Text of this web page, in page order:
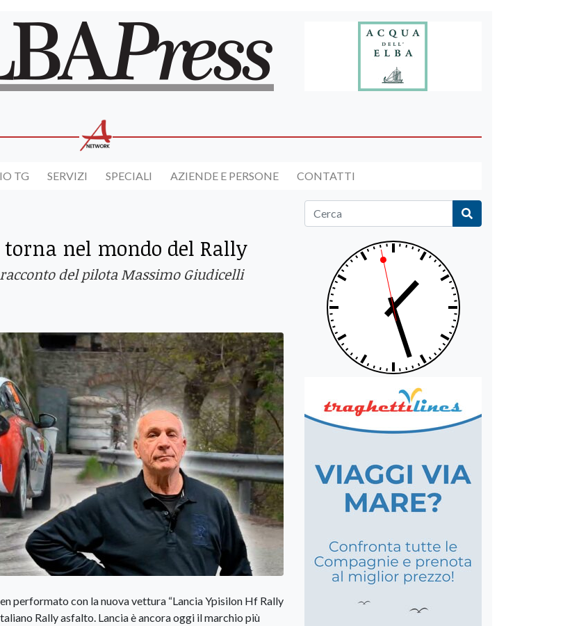
TG SERVIZI SPECIALI AZIENDE E PERSONE CONTATTI
nel mondo del Rally
del pilota Massimo Giudicelli
performato con la nuova vettura “Lancia Ypisilon Hf Rally
Rally asfalto. Lancia è ancora oggi il marchio più